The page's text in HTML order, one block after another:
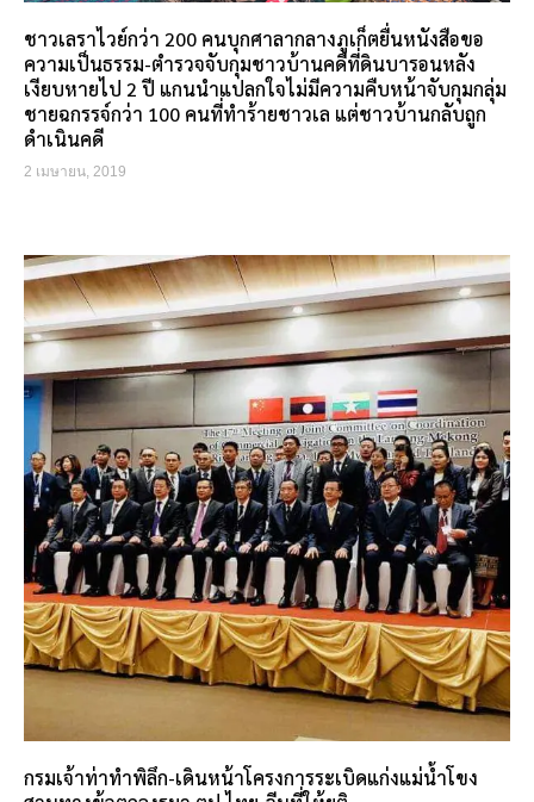
ชาวเลราไวย์กว่า 200 คนบุกศาลากลางภูเก็ตยื่นหนังสือขอ
ความเป็นธรรม-ตำรวจจับกุมชาวบ้านคดีที่ดินบารอนหลัง
เงียบหายไป 2 ปี แกนนำแปลกใจไม่มีความคืบหน้าจับกุมกลุ่ม
ชายฉกรรจ์กว่า 100 คนที่ทำร้ายชาวเล แต่ชาวบ้านกลับถูก
ดำเนินคดี
2 เมษายน, 2019
กรมเจ้าท่าทำพิลึก-เดินหน้าโครงการระเบิดแก่งแม่น้ำโขง